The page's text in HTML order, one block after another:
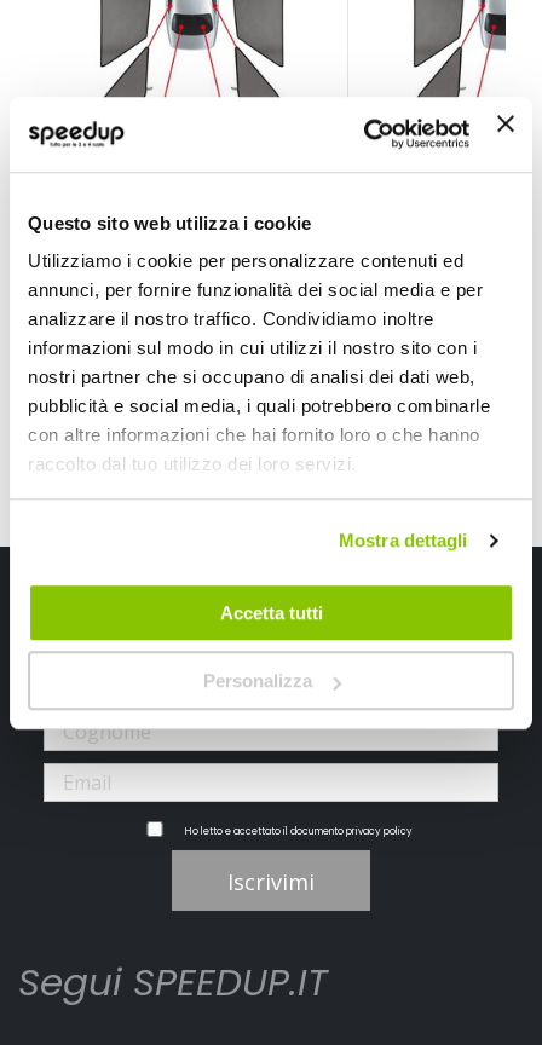
Questo sito web utilizza i cookie
Utilizziamo i cookie per personalizzare contenuti ed
annunci, per fornire funzionalità dei social media e per
analizzare il nostro traffico. Condividiamo inoltre
informazioni sul modo in cui utilizzi il nostro sito con i
nostri partner che si occupano di analisi dei dati web,
pubblicità e social media, i quali potrebbero combinarle
con altre informazioni che hai fornito loro o che hanno
raccolto dal tuo utilizzo dei loro servizi.
Mostra dettagli
Accetta tutti
Personalizza
Fumè
168,30 €
Spedizione gratuita!
148,50 €
Spedizione gratuita!
Iscriviti alla newsletter Speedup
Ricevi subito uno sconto del 10% per il tuo primo acquisto online!
Ho letto e accettato il documentoprivacy policy
Iscrivimi
Segui SPEEDUP.IT